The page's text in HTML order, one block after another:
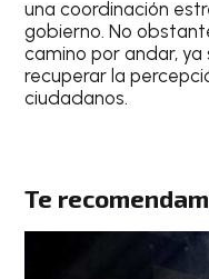
una coordinación
gobierno. No
camino por andar,
recuperar la
ciudadanos.
Te